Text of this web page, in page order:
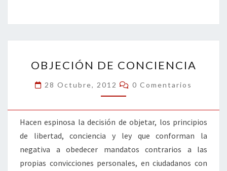
o
o
k
er dI
n
l
p
ar
tir
DE
CONCIENCIA
OBJECIÓN DE CONCIENCIA
28 Octubre, 2012 Comentarios
0 Comentarios
Hacen espinosa la decisión de objetar, los principios
de libertad, conciencia y ley que conforman la
negativa a obedecer mandatos contrarios a las
propias convicciones personales, en ciudadanos con